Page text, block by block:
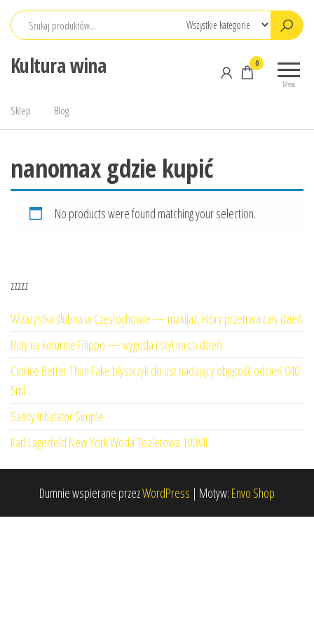
Przejdź
Kultura wina
Menu
0
Sklep Blog
nanomax gdzie kupić
No products were found matching your selection.
zzzzz
Wizażystka ślubna w Częstochowie — makijaż, który przetrwa cały dzień
Buty na koturnie Filippo — wygoda i styl na co dzień
Catrice Better Than Fake błyszczyk do ust nadający objętość odcień 040
5ml
Sanity Inhalator Simple
Karl Lagerfeld New York Woda Toaletowa 100Ml
Dumnie wspierane przezWordPress | Motyw: Envo Shop